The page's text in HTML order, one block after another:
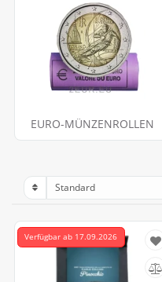
EURO-MÜNZENROLLEN
Verfügbar ab 17.09.2026